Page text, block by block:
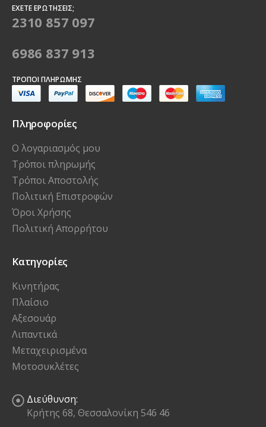
ΈΧΕΤΕ ΕΡΩΤΉΣΕΙΣ;
2310 857 097
6986 837 913
ΤΡΌΠΟΙ ΠΛΗΡΩΜΉΣ
Πληροφορίες
Ο λογαριασμός μου
Τρόποι πληρωμής
Τρόποι Αποστολής
Πολιτική Επιστροφών
Όροι Χρήσης
Πολιτική Απορρήτου
Κατηγορίες
Κινητήρας
Πλαίσιο
Αξεσουάρ
Λιπαντικά
Μεταχειρισμένα
Μοτοσυκλέτες
Διεύθυνση:
Κρήτης 68, Θεσσαλονίκη 546 46